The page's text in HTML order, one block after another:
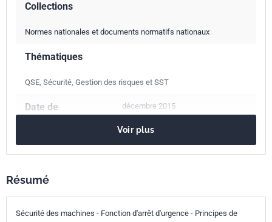
Collections
Normes nationales et documents normatifs nationaux
Thématiques
QSE, Sécurité, Gestion des risques et SST
Date de
décembre 2015
Nombre de pages 24 p.
Référence
Voir plus
Résumé
Sécurité des machines - Fonction d'arrêt d'urgence - Principes de